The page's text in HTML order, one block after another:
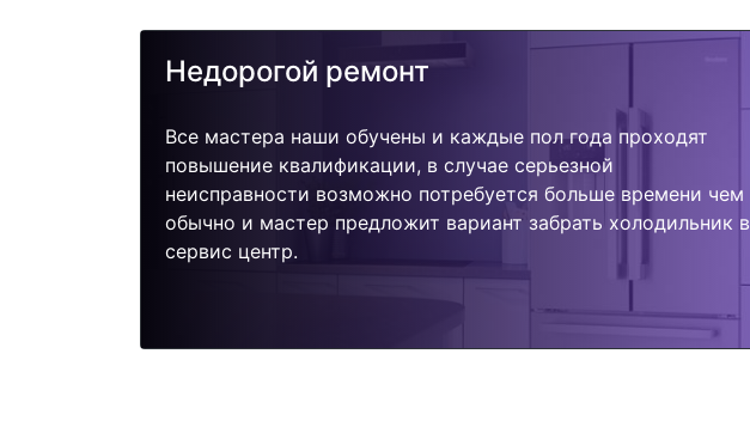
Недорогой ремонт
Все мастера наши обучены и каждые пол года проходят
повышение квалификации, в случае серьезной
неисправности возможно потребуется больше времени чем
обычно и мастер предложит вариант забрать холодильник в
сервис центр.